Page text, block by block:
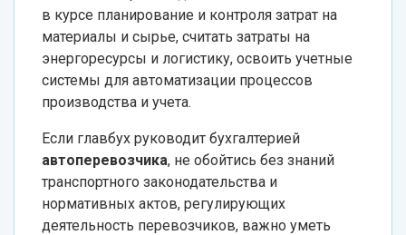
в курсе планирование и контроля затрат на
материалы и сырье, считать затраты на
энергоресурсы и логистику, освоить учетные
системы для автоматизации процессов
производства и учета.
Если главбух руководит бухгалтерией
автоперевозчика, не обойтись без знаний
транспортного законодательства и
нормативных актов, регулирующих
деятельность перевозчиков, важно уметь